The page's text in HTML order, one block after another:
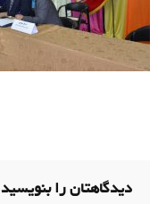
دیدگاهتان را بنویسید